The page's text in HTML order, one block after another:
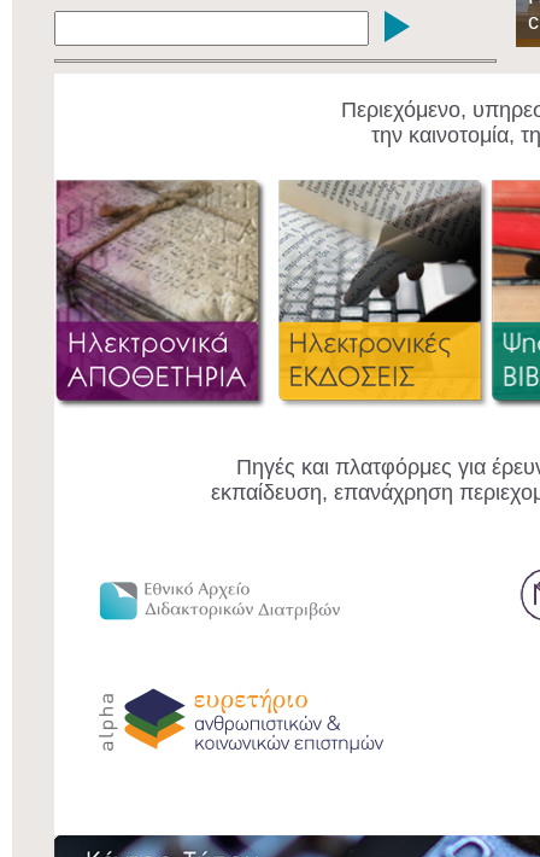
Περιεχόμενο,
την καινοτομία,
Πηγές και πλατφόρμες για
εκπαίδευση, επανάχρηση